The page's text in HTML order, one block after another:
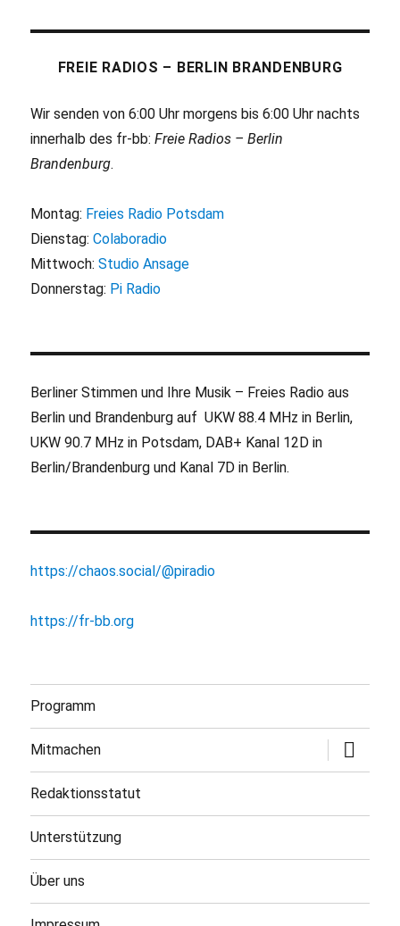
FREIE RADIOS – BERLIN BRANDENBURG
Wir senden von 6:00 Uhr morgens bis 6:00 Uhr nachts
innerhalb des fr-bb:Freie Radios – Berlin
Brandenburg.
Montag: Freies Radio Potsdam
Dienstag:Colaboradio
Mittwoch:Studio Ansage
Donnerstag: Pi Radio
Berliner Stimmen und Ihre Musik – Freies Radio aus
Berlin und Brandenburg auf UKW 88.4 MHz in Berlin,
UKW 90.7 MHz in Potsdam, DAB+ Kanal 12D in
Berlin/Brandenburg und Kanal 7D in Berlin.
https://chaos.social/@piradio
https://fr-bb.org
Programm
Mitmachen
öffnen
Redaktionsstatut
Unterstützung
Über uns